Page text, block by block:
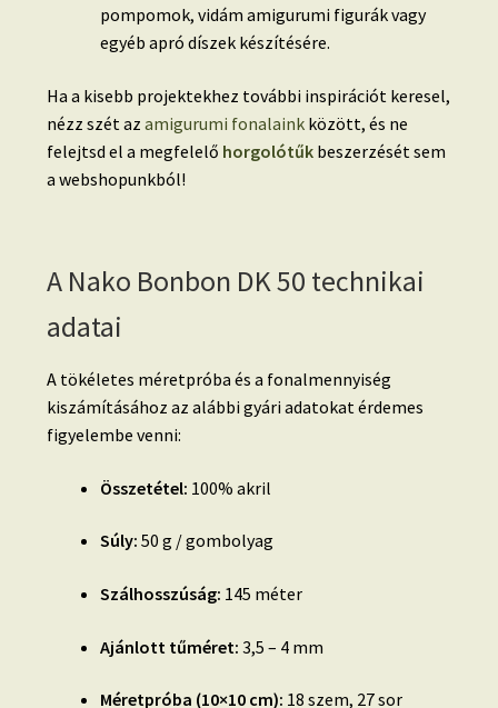
pompomok, vidám amigurumi figurák vagy
egyéb apró díszek készítésére.
Ha a kisebb projektekhez további inspirációt keresel,
nézz szét az amigurumi fonalainkközött, és ne
felejtsd el a megfelelő horgolótűkbeszerzését sem
a webshopunkból!
A Nako Bonbon DK 50 technikai
adatai
A tökéletes méretpróba és a fonalmennyiség
kiszámításához az alábbi gyári adatokat érdemes
figyelembe venni:
Összetétel: 100% akril
Súly: 50 g / gombolyag
Szálhosszúság: 145 méter
Ajánlott tűméret: 3,5 – 4 mm
Méretpróba (10×10 cm): 18 szem, 27 sor